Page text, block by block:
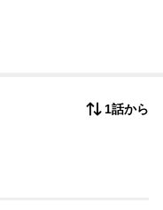
1話から